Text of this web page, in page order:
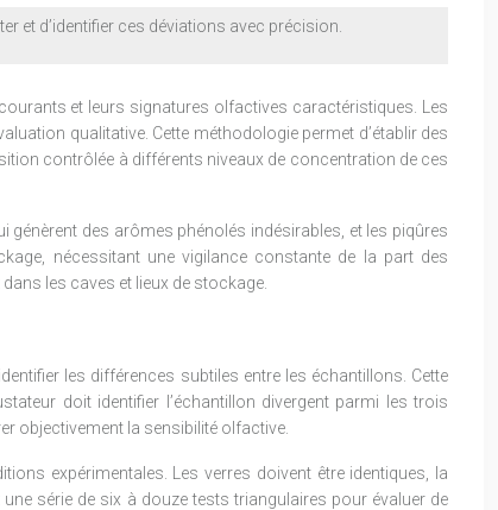
et d’identifier ces déviations avec précision.
et leurs signatures olfactives caractéristiques. Les
qualitative. Cette méthodologie permet d’établir des
contrôlée à différents niveaux de concentration de ces
des arômes phénolés indésirables, et les piqûres
nécessitant une vigilance constante de la part des
les caves et lieux de stockage.
les différences subtiles entre les échantillons. Cette
doit identifier l’échantillon divergent parmi les trois
objectivement la sensibilité olfactive.
expérimentales. Les verres doivent être identiques, la
une série de six à douze tests triangulaires pour évaluer de